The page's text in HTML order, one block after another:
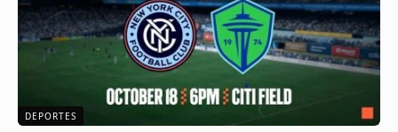
DEPORTES